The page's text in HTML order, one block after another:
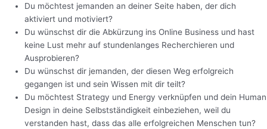
Du möchtest jemanden an deiner Seite haben, der dich
aktiviert und motiviert?
Du wünschst dir die Abkürzung ins Online Business und hast
keine Lust mehr auf stundenlanges Recherchieren und
Ausprobieren?
Du wünschst dir jemanden, der diesen Weg erfolgreich
gegangen ist und sein Wissen mit dir teilt?
Du möchtest Strategy und Energy verknüpfen und dein Human
Design in deine Selbstständigkeit einbeziehen, weil du
verstanden hast, dass das alle erfolgreichen Menschen tun?